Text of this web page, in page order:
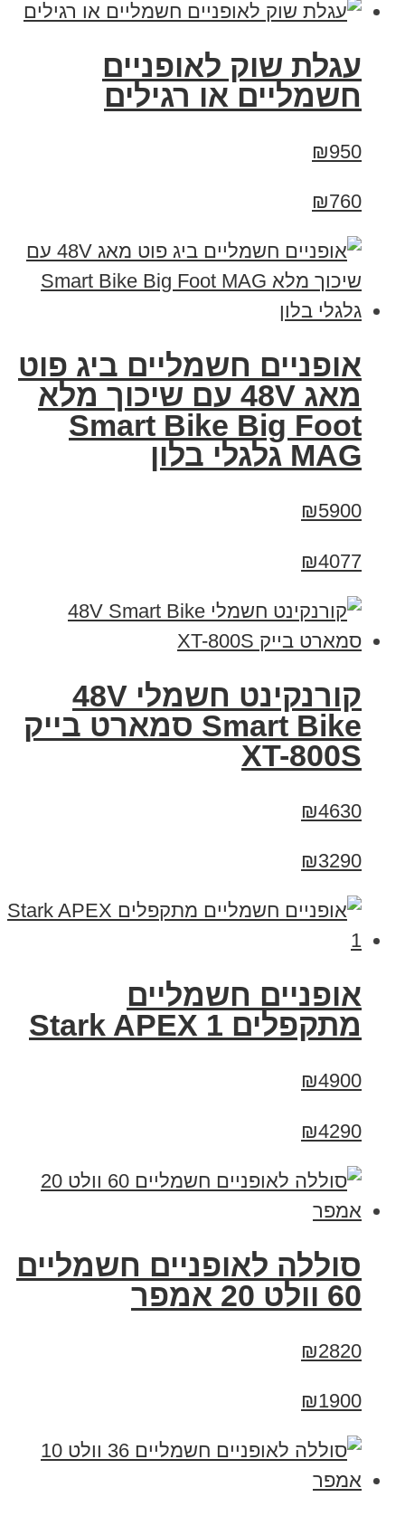
עגלת שוק לאופניים
חשמליים או רגילים
₪950
₪760
אופניים חשמליים ביג פוט
מאג 48V עם שיכוך מלא
Smart Bike Big Foot
MAG גלגלי בלון
₪5900
₪4077
קורנקינט חשמלי 48V
Smart Bike סמארט בייק
XT-800S
₪4630
₪3290
‏אופניים חשמליים
‏מתקפלים Stark APEX 1
₪4900
₪4290
סוללה לאופניים חשמליים
60 וולט 20 אמפר
₪2820
₪1900